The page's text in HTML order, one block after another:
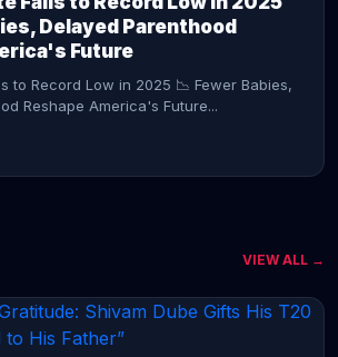
Delayed Parenthood
Future
to Record Low in 2025 📉 Fewer Babies,
Reshape America's Future...
VIEW ALL →